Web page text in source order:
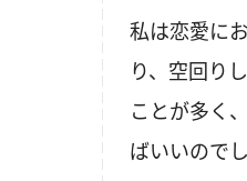
私は恋愛に
り、空回り
ことが多く
ばいいので